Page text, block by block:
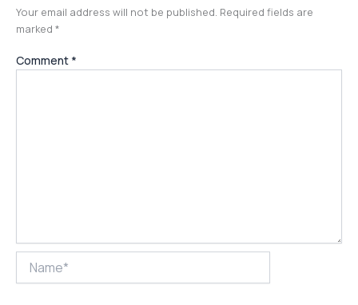
Your email address will not be published. Required fields are
marked *
Comment *